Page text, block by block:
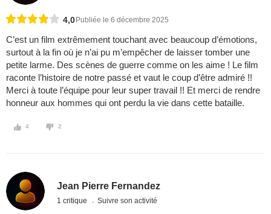
4,0 Publiée le 6 décembre 2025
C’est un film extrêmement touchant avec beaucoup d’émotions,
surtout à la fin où je n’ai pu m’empêcher de laisser tomber une
petite larme. Des scènes de guerre comme on les aime ! Le film
raconte l’histoire de notre passé et vaut le coup d’être admiré !!
Merci à toute l’équipe pour leur super travail !! Et merci de rendre
honneur aux hommes qui ont perdu la vie dans cette bataille.
4 2
Jean Pierre Fernandez
1 critique Suivre son activité